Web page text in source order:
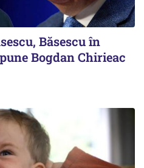
Băsescu în
Bogdan Chirieac